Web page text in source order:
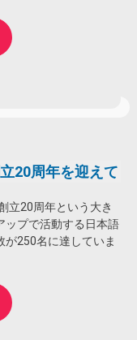
20周年を迎えて
立20周年という大き
ップで活動する日本語
が250名に達していま